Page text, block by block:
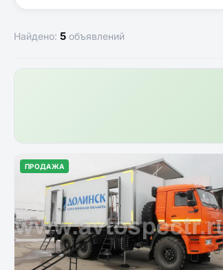
Найдено: 5 объявлений
ПРОДАЖА